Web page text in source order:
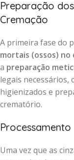
Preparação
Cremação
A primeira fase do
mortais (ossos)
a preparação
legais necessários,
higienizados e
crematório.
Uma vez que as